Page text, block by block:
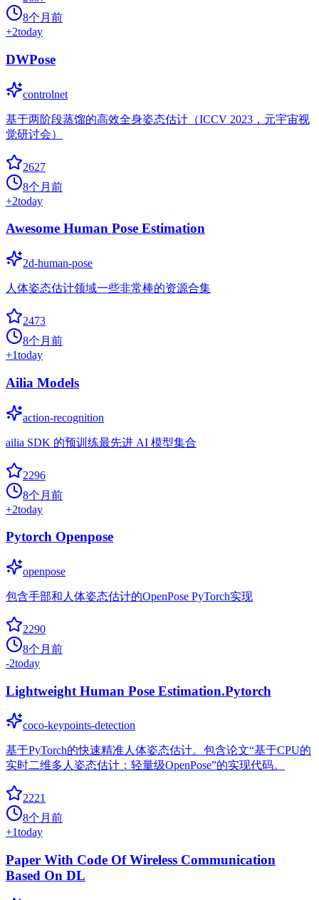
8个月前
+2today
DWPose
controlnet
基于两阶段蒸馏的高效全身姿态估计（ICCV 2023，元宇宙视
觉研讨会）
2627
8个月前
+2today
Awesome Human Pose Estimation
2d-human-pose
人体姿态估计领域一些非常棒的资源合集
2473
8个月前
+1today
Ailia Models
action-recognition
ailia SDK 的预训练最先进 AI 模型集合
2296
8个月前
+2today
Pytorch Openpose
openpose
包含手部和人体姿态估计的OpenPose PyTorch实现
2290
8个月前
-2today
Lightweight Human Pose Estimation.Pytorch
coco-keypoints-detection
基于PyTorch的快速精准人体姿态估计。包含论文“基于CPU的
实时二维多人姿态估计：轻量级OpenPose”的实现代码。
2221
8个月前
+1today
Paper With Code Of Wireless Communication
Based On DL